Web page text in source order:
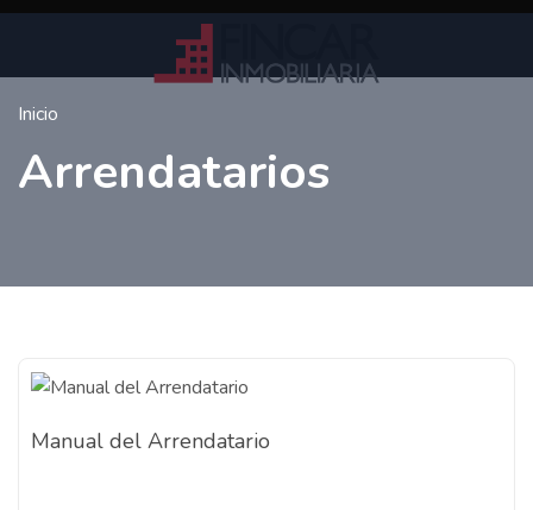
Inicio
Arrendatarios
Manual del Arrendatario